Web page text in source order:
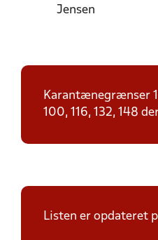
Jensen
Karantænegrænser
100, 116, 132, 148
Listen er opdateret